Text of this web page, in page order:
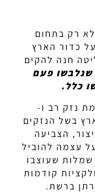
רק בתחום
כדור הארץ
חנה להקים
שנלבשו פעם
כלל.
נזק רב ו-
בשל הנזקים
הצביעה
עצמה להוביל
שמלות שעוצבו
קודמות
ברשת.